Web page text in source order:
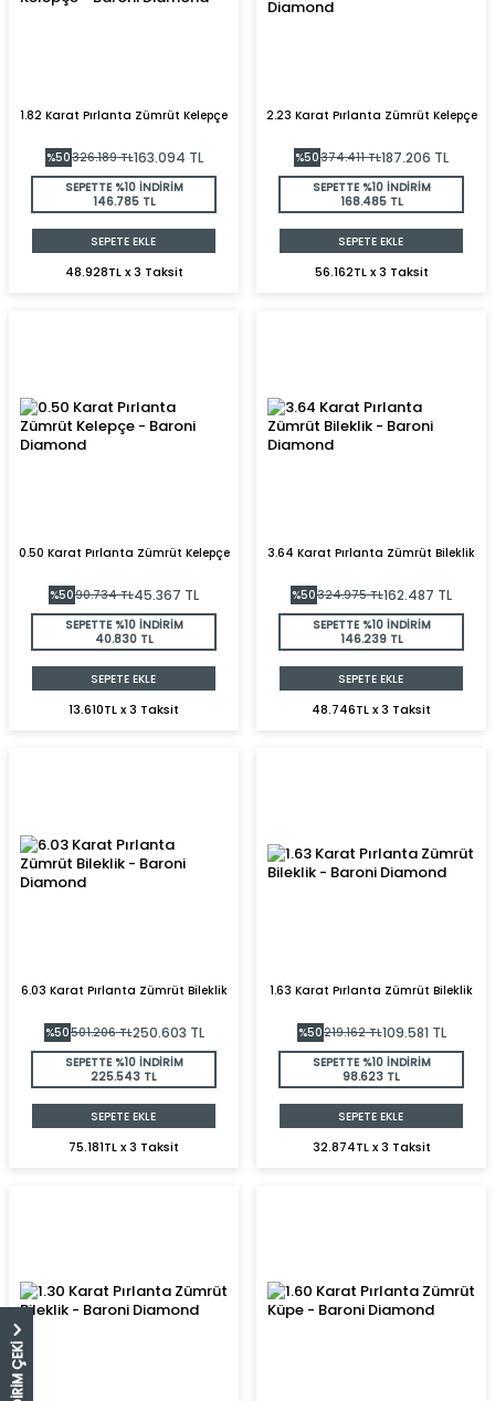
1.82 Karat Pırlanta Zümrüt Kelepçe
%50326.189TL163.094 TL
SEPETTE %10 İNDİRİM
146.785 TL
SEPETE EKLE
48.928TL x 3 Taksit
2.23 Karat Pırlanta Zümrüt Kelepçe
%50374.411TL187.206 TL
SEPETTE %10 İNDİRİM
168.485 TL
SEPETE EKLE
56.162TL x 3 Taksit
0.50 Karat Pırlanta Zümrüt Kelepçe
%5090.734TL45.367 TL
SEPETTE %10 İNDİRİM
40.830 TL
SEPETE EKLE
13.610TL x 3 Taksit
3.64 Karat Pırlanta Zümrüt Bileklik
%50324.975TL162.487 TL
SEPETTE %10 İNDİRİM
146.239 TL
SEPETE EKLE
48.746TL x 3 Taksit
6.03 Karat Pırlanta Zümrüt Bileklik
%50501.206TL250.603 TL
SEPETTE %10 İNDİRİM
225.543 TL
SEPETE EKLE
75.181TL x 3 Taksit
1.63 Karat Pırlanta Zümrüt Bileklik
%50219.162TL109.581 TL
SEPETTE %10 İNDİRİM
98.623 TL
SEPETE EKLE
32.874TL x 3 Taksit